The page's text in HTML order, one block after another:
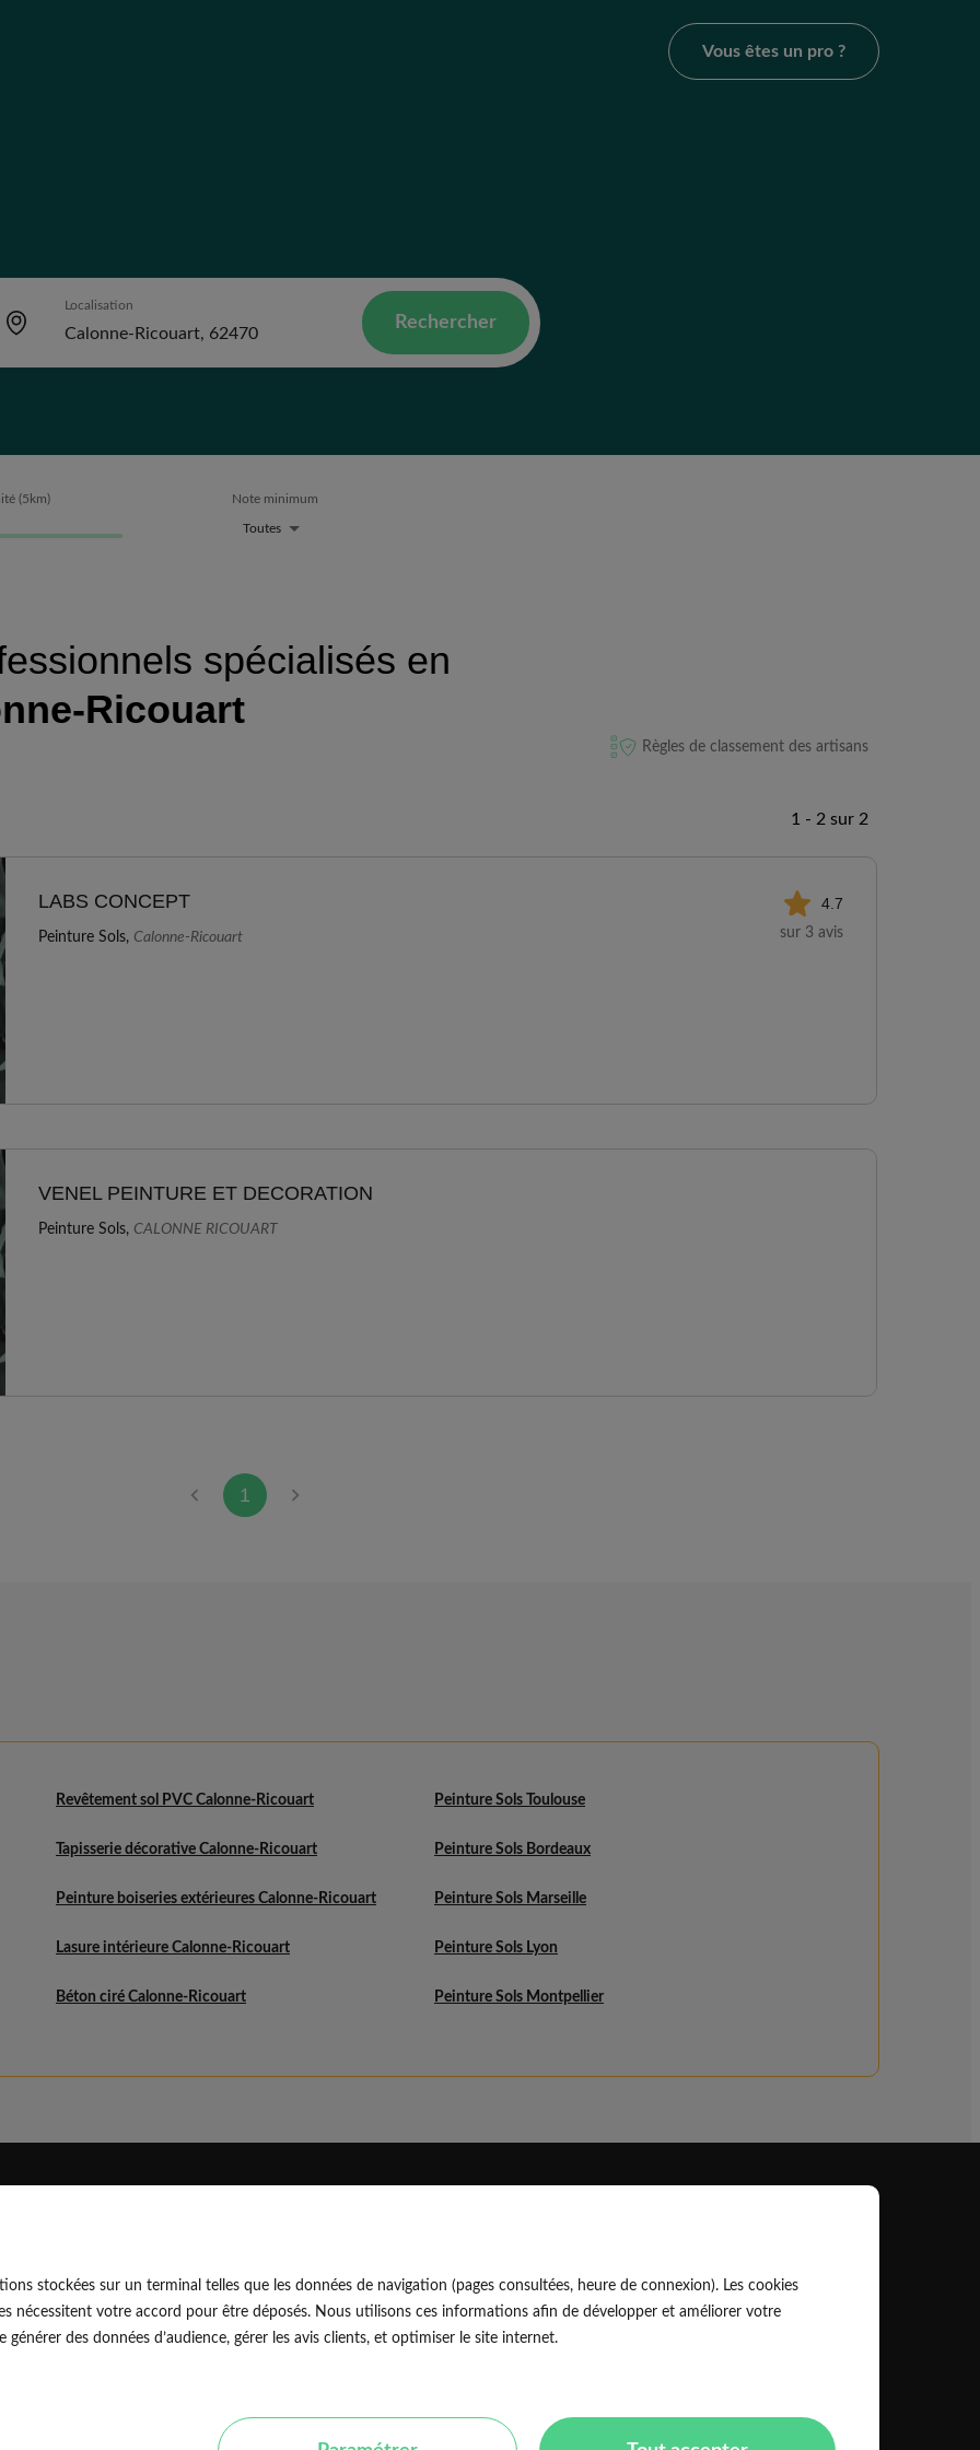
Vous êtes un pro ?
Localisation
Rechercher
(5 km) Note minimum
Toutes
spécialisés en
Ricouart
Règles de classement des artisans
1 - 2 sur 2
LABS CONCEPT
Peinture Sols, Calonne-Ricouart
4.7
sur 3 avis
VENEL PEINTURE ET DECORATION
Peinture Sols, CALONNE RICOUART
1
Revêtement sol PVC Calonne-Ricouart
Tapisserie décorative Calonne-Ricouart
Peinture boiseries extérieures Calonne-Ricouart
Lasure intérieure Calonne-Ricouart
Béton ciré Calonne-Ricouart
Peinture Sols Toulouse
Peinture Sols Bordeaux
Peinture Sols Marseille
Peinture Sols Lyon
Peinture Sols Montpellier
Rejoindre notre équipe
Blog professionnel
Blog particulier
Avis vérifiés
EldoPro pour les artisans et pros
EldoNetwork pour les réseaux, marques et industriels
Règles de classement des artisans
stockées sur un terminal telles que les données de navigation (pages consultées, heure de connexion). Les cookies
nécessitent votre accord pour être déposés. Nous utilisons ces informations afin de développer et améliorer votre
des données d’audience, gérer les avis clients, et optimiser le site internet.